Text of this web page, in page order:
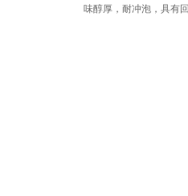
味醇厚，耐冲泡，具有